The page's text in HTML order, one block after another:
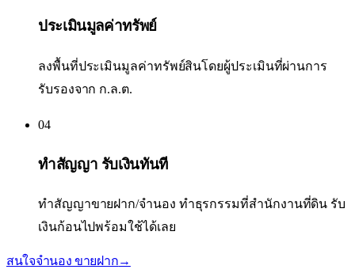
ประเมินมูลค่าทรัพย์
ลงพื้นที่ประเมินมูลค่าทรัพย์สินโดยผู้ประเมินที่ผ่านการ
รับรองจาก ก.ล.ต.
04
ทำสัญญา รับเงินทันที
ทำสัญญาขายฝาก/จำนอง ทำธุรกรรมที่สำนักงานที่ดิน รับ
เงินก้อนไปพร้อมใช้ได้เลย
สนใจจำนอง ขายฝาก→